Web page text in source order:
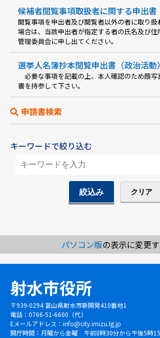
候補者閲覧事項取扱者に関する申出書
閲覧事項を申出者及び閲覧者以外の者に取り扱
場合は、当該申出者が指定する者の氏名及び
管理委員会に申し出てください。
選挙人名簿抄本閲覧申出書（政治活動）
必要な事項を記載の上、本人確認のため顔写
書を持参して下さい。
申請書検索
キーワードで絞り込む
パソコン版の表示に変更
射水市役所
〒939-0294 富山県射水市新開発410番地1
電話：0766-51-6600（代）
Eメールアドレス： info@city.imizu.lg.jp
開庁時間：月曜から金曜 午前8時30分から午後5時